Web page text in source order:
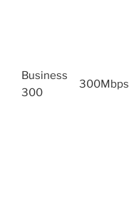
Business
300
300Mbps